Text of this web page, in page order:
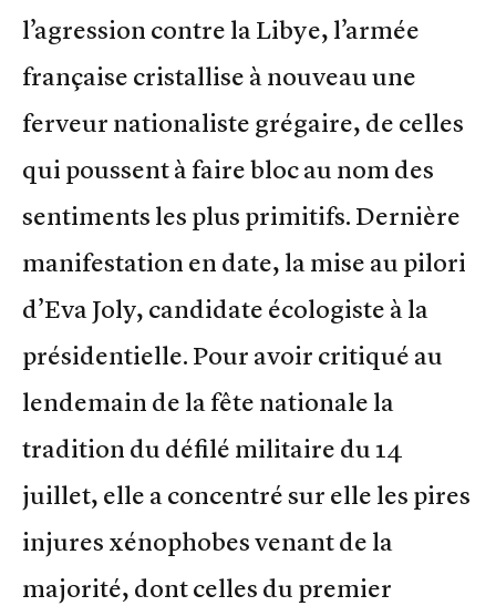
l’agression contre la Libye, l’armée
française cristallise à nouveau une
ferveur nationaliste grégaire, de celles
qui poussent à faire bloc au nom des
sentiments les plus primitifs. Dernière
manifestation en date, la mise au pilori
d’Eva Joly, candidate écologiste à la
présidentielle. Pour avoir critiqué au
lendemain de la fête nationale la
tradition du défilé militaire du 14
juillet, elle a concentré sur elle les pires
injures xénophobes venant de la
majorité, dont celles du premier